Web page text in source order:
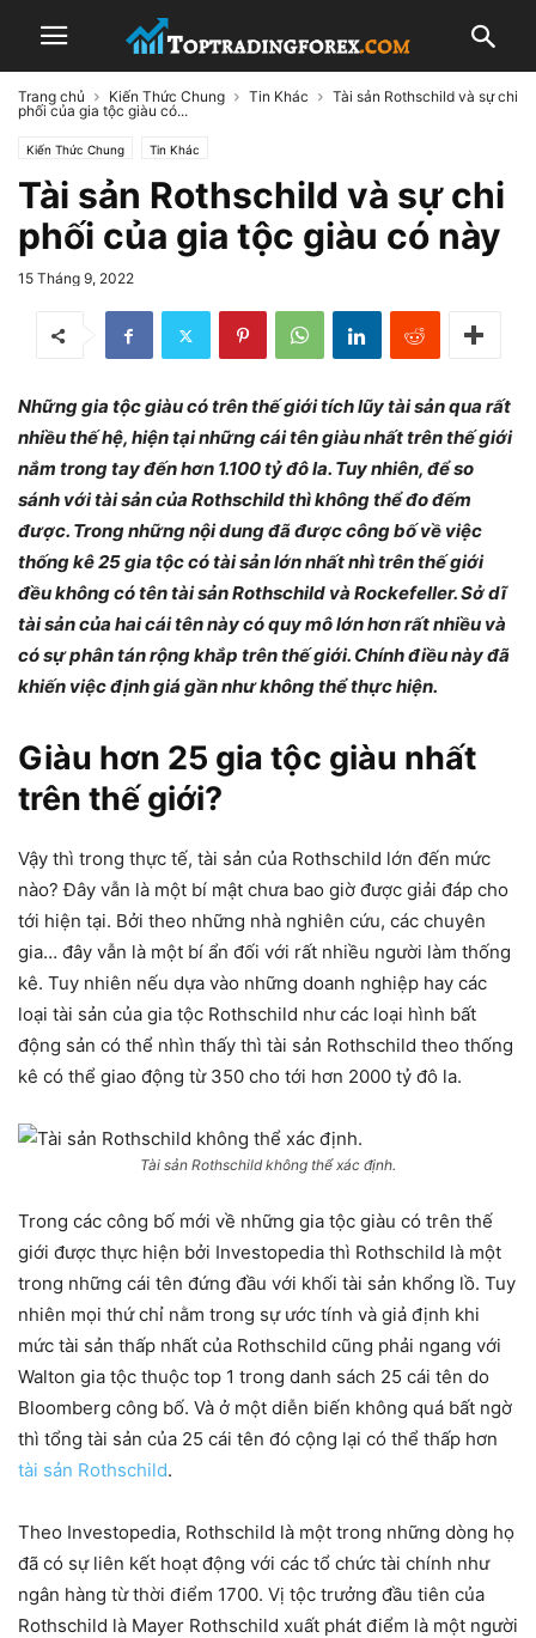
Trang chủ Kiến Thức Chung Tin Khác
Tài sản Rothschild và sự chi
phối của gia tộc giàu có...
Kiến Thức Chung Tin Khác
Tài sản Rothschild và sự chi
phối của gia tộc giàu có này
15 Tháng 9, 2022
Những gia tộc giàu có trên thế giới tích lũy tài sản qua rất
nhiều thế hệ, hiện tại những cái tên giàu nhất trên thế giới
nắm trong tay đến hơn 1.100 tỷ đô la. Tuy nhiên, để so
sánh với tài sản của Rothschild thì không thể đo đếm
được. Trong những nội dung đã được công bố về việc
thống kê 25 gia tộc có tài sản lớn nhất nhì trên thế giới
đều không có tên tài sản Rothschild và Rockefeller. Sở dĩ
tài sản của hai cái tên này có quy mô lớn hơn rất nhiều và
có sự phân tán rộng khắp trên thế giới. Chính điều này đã
khiến việc định giá gần như không thể thực hiện.
Giàu hơn 25 gia tộc giàu nhất
trên thế giới?
Vậy thì trong thực tế, tài sản của Rothschild lớn đến mức
nào? Đây vẫn là một bí mật chưa bao giờ được giải đáp cho
tới hiện tại. Bởi theo những nhà nghiên cứu, các chuyên
gia… đây vẫn là một bí ẩn đối với rất nhiều người làm thống
kê. Tuy nhiên nếu dựa vào những doanh nghiệp hay các
loại tài sản của gia tộc Rothschild như các loại hình bất
động sản có thể nhìn thấy thì tài sản Rothschild theo thống
kê có thể giao động từ 350 cho tới hơn 2000 tỷ đô la.
Tài sản Rothschild không thể xác định.
Trong các công bố mới về những gia tộc giàu có trên thế
giới được thực hiện bởi Investopedia thì Rothschild là một
trong những cái tên đứng đầu với khối tài sản khổng lồ. Tuy
nhiên mọi thứ chỉ nằm trong sự ước tính và giả định khi
mức tài sản thấp nhất của Rothschild cũng phải ngang với
Walton gia tộc thuộc top 1 trong danh sách 25 cái tên do
Bloomberg công bố. Và ở một diễn biến không quá bất ngờ
thì tổng tài sản của 25 cái tên đó cộng lại có thể thấp hơn
tài sản Rothschild.
Theo Investopedia, Rothschild là một trong những dòng họ
đã có sự liên kết hoạt động với các tổ chức tài chính như
ngân hàng từ thời điểm 1700. Vị tộc trưởng đầu tiên của
Rothschild là Mayer Rothschild xuất phát điểm là một người